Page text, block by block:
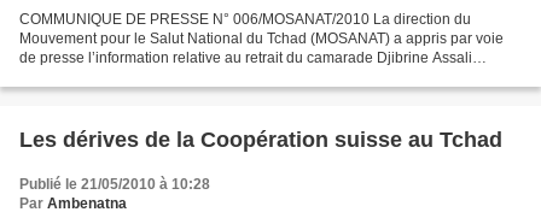
COMMUNIQUE DE PRESSE N° 006/MOSANAT/2010 La direction du
Mouvement pour le Salut National du Tchad (MOSANAT) a appris par voie
de presse l’information relative au retrait du camarade Djibrine Assali
Les dérives de la Coopération suisse au Tchad
Publié le 21/05/2010 à 10:28
Par Ambenatna